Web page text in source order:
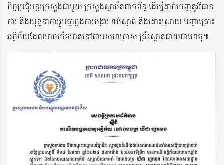
កិច្ចប្រជុំអន្តរក្រសួងជាមួយ ក្រសួងស្ថាប័នពាក់ព័ន្ធ ដើម្បីដាក់ចេញនូវវិធាន
ការ និងយុទ្ធនាការរួមគ្នាក្នុងការបង្ការ ទប់ស្កាត់ និងដោះស្រាយ បញ្ហាគ្រោះ
អគ្គិភ័យដែលអាចកើតមាននៅតាមសហគ្រាស គ្រឹះស្ថានជាយថាហេតុ៕